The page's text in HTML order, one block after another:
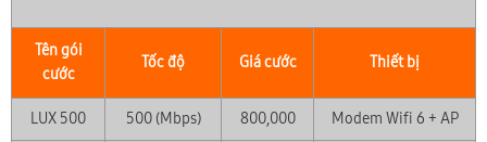
Tên gói
cước
Tốc độ Giá cước Thiết bị
LUX 500 500 (Mbps) 800,000 Modem Wifi 6 + AP